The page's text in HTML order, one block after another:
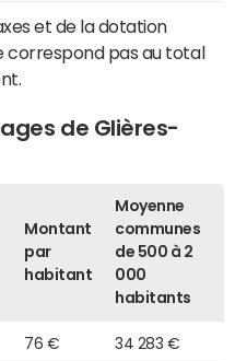
et de la dotation
pas au total
de Glières-
Montant
par
habitant
Moyenne
communes
de 500 à 2
000
habitants
76 € 34 283 €